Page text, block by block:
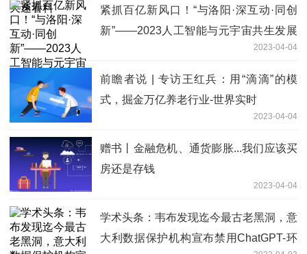
紧抓百亿新风口！“与洛阳·深互动·同创
新”——2023人工智能与元宇宙共生发展
2023-04-04
前瞻者说 | 专访王红兵：用“滴滴”的模
式，掘金万亿养老行业-世界实时
2023-04-04
赠书丨金融危机、通货膨胀...我们应该买
房还是存钱
2023-04-04
学术头条：韦布发现迄今最古老黑洞，意
大利数据保护机构宣布禁用ChatGPT-环